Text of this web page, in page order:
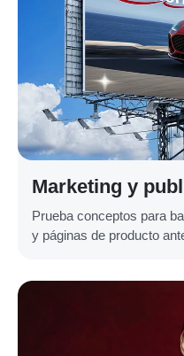
Marketing y
Prueba conceptos para
y páginas de producto